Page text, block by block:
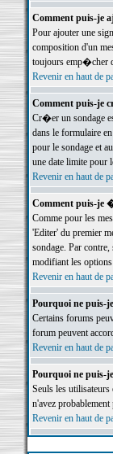
Comment puis-je
Pour ajouter une
composition d'un
toujours emp�cher
Revenir en haut de
Comment puis-je
Cr�er un sondage
dans le formulaire
pour le sondage et
une date limite pour
Revenir en haut de
Comment puis-je
Comme pour les
'Editer' du premier
sondage. Par
modifiant les
Revenir en haut de
Pourquoi ne puis-
Certains forums
forum peuvent
Revenir en haut de
Pourquoi ne puis-
Seuls les
n'avez
Revenir en haut de